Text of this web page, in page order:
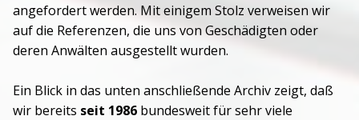
angefordert werden. Mit einigem Stolz verweisen wir
auf die Referenzen, die uns von Geschädigten oder
deren Anwälten ausgestellt wurden.
Ein Blick in das unten anschließende Archiv zeigt, daß
wir bereits seit 1986 bundesweit für sehr viele